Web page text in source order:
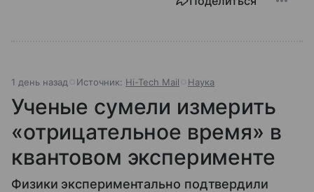
1 день назад Источник: Hi-Tech Mail Наука
Ученые сумели измерить
«отрицательное время» в
квантовом эксперименте
Физики экспериментально подтвердили